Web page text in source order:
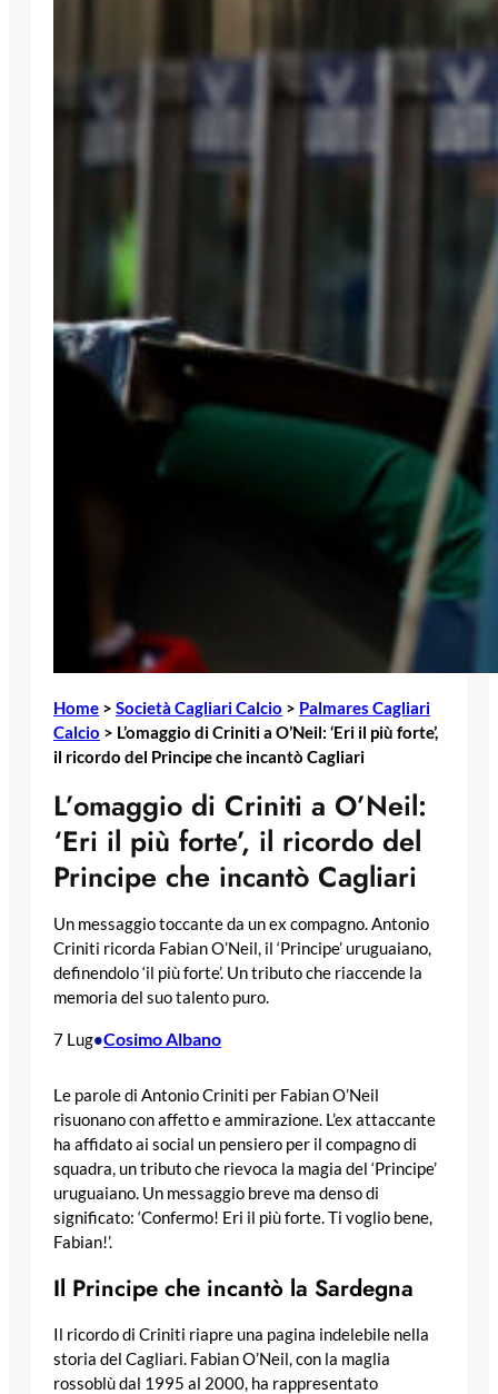
Home > Società Cagliari Calcio > Palmares Cagliari
Calcio > L’omaggio di Criniti a O’Neil: ‘Eri il più forte’,
il ricordo del Principe che incantò Cagliari
L’omaggio di Criniti a O’Neil:
‘Eri il più forte’, il ricordo del
Principe che incantò Cagliari
Un messaggio toccante da un ex compagno. Antonio
Criniti ricorda Fabian O’Neil, il ‘Principe’ uruguaiano,
definendolo ‘il più forte’. Un tributo che riaccende la
memoria del suo talento puro.
7 Lug•Cosimo Albano
Le parole di Antonio Criniti per Fabian O’Neil
risuonano con affetto e ammirazione. L’ex attaccante
ha affidato ai social un pensiero per il compagno di
squadra, un tributo che rievoca la magia del ‘Principe’
uruguaiano. Un messaggio breve ma denso di
significato: ‘Confermo! Eri il più forte. Ti voglio bene,
Fabian!’.
Il Principe che incantò la Sardegna
Il ricordo di Criniti riapre una pagina indelebile nella
storia del Cagliari. Fabian O’Neil, con la maglia
rossoblù dal 1995 al 2000, ha rappresentato